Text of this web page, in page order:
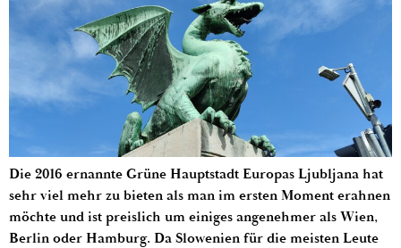
Die 2016 ernannte Grüne Hauptstadt Europas Ljubljana hat
sehr viel mehr zu bieten als man im ersten Moment erahnen
möchte und ist preislich um einiges angenehmer als Wien,
Berlin oder Hamburg. Da Slowenien für die meisten Leute